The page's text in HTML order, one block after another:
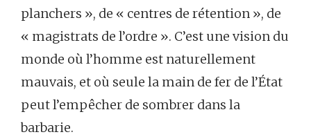
planchers », de « centres de rétention », de
« magistrats de l’ordre ». C’est une vision du
monde où l’homme est naturellement
mauvais, et où seule la main de fer de l’État
peut l’empêcher de sombrer dans la
barbarie.